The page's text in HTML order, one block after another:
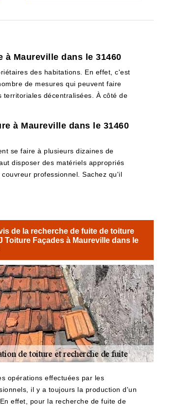
Maureville dans le 31460
des habitations. En effet, c'est
de mesures qui peuvent faire
décentralisées. À côté de
à Maureville dans le 31460
se faire à plusieurs dizaines de
disposer des matériels appropriés
professionnel. Sachez qu'il
de la recherche de fuite de toiture
Toiture Façades à Maureville dans le
opérations effectuées par les
il y a toujours la production d'un
effet, pour la recherche de fuite de